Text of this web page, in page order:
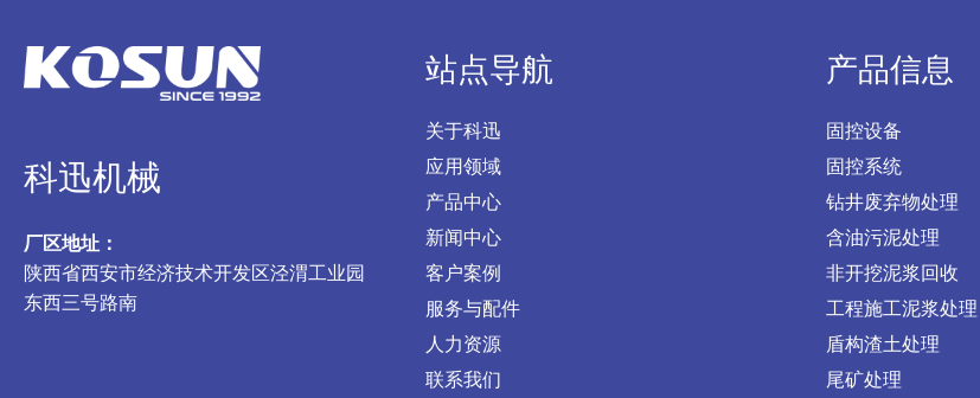
科迅机械
厂区地址：
陕西省西安市经济技术开发区泾渭工业园
东西三号路南
站点导航
关于科迅
应用领域
产品中心
新闻中心
客户案例
服务与配件
人力资源
联系我们
产品信息
固控设备
固控系统
钻井废弃物处理
含油污泥处理
非开挖泥浆回收
工程施工泥浆处理
盾构渣土处理
尾矿处理